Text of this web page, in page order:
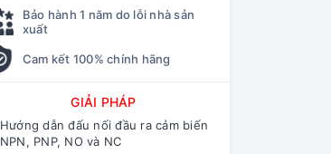
Bảo hành 1 năm do lỗi nhà sản
xuất
Cam kết 100% chính hãng
GIẢI PHÁP
Hướng dẫn đấu nối đầu ra cảm biến
NPN, PNP, NO và NC